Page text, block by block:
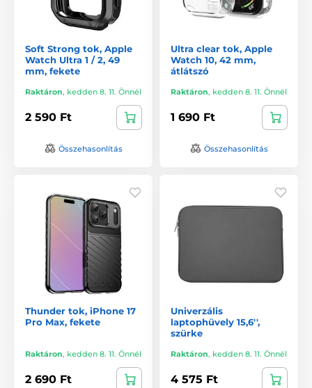
Soft Strong tok, Apple
Watch Ultra 1 / 2, 49
mm, fekete
Raktáron, kedden 8. 11. Önnél
2 590 Ft
Összehasonlítás
Ultra clear tok, Apple
Watch 10, 42 mm,
átlátszó
Raktáron, kedden 8. 11. Önnél
1 690 Ft
Összehasonlítás
Thunder tok, iPhone 17
Pro Max, fekete
Raktáron, kedden 8. 11. Önnél
2 690 Ft
Univerzális
laptophüvely 15,6'',
szürke
Raktáron, kedden 8. 11. Önnél
4 575 Ft